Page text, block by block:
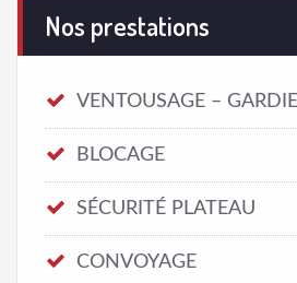
Nos prestations
VENTOUSAGE –
BLOCAGE
SÉCURITÉ PLATEAU
CONVOYAGE